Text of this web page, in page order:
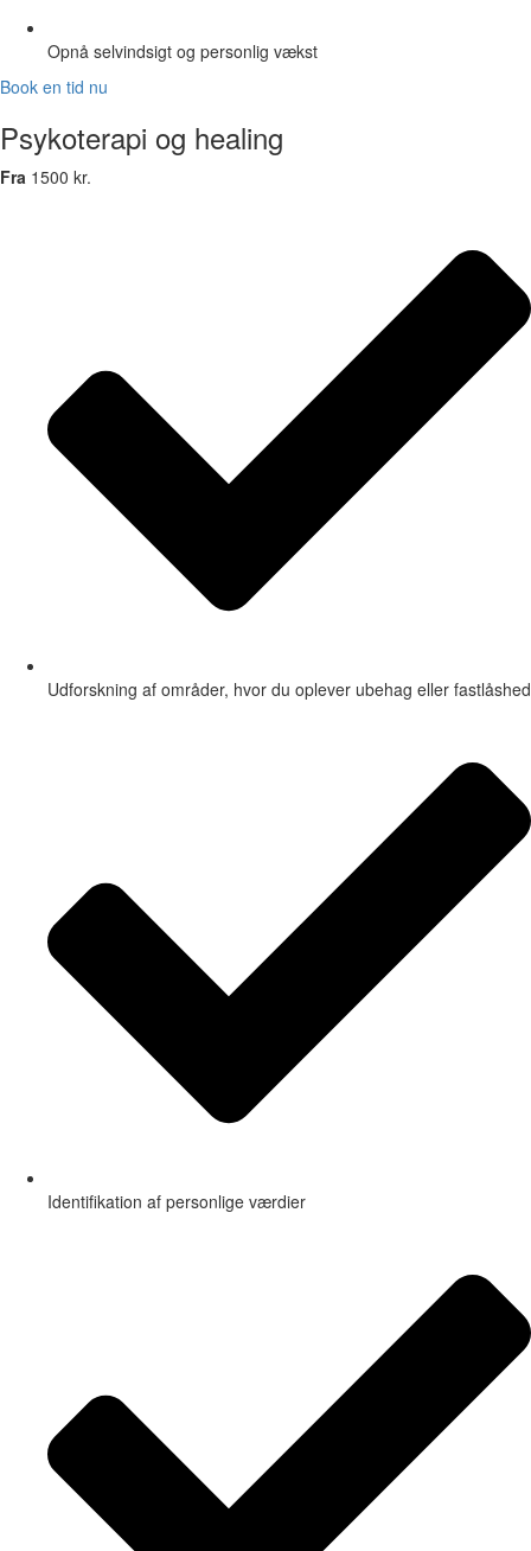
Opnå selvindsigt og personlig vækst
Book en tid nu
Psykoterapi og healing
Fra 1500 kr.
Udforskning af områder, hvor du oplever ubehag eller fastlåshed
Identifikation af personlige værdier